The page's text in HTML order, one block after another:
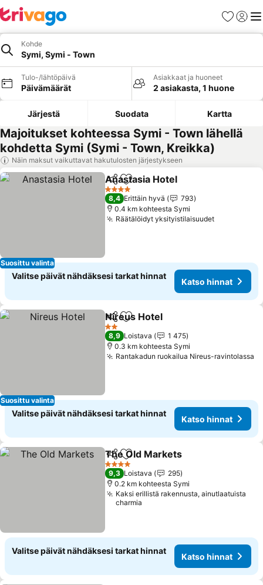
Suosikit
Kohde
Symi, Symi - Town
Tulo-/lähtöpäivä
Päivämäärät
Asiakkaat ja huoneet
2 asiakasta, 1 huone
Järjestä Suodata Kartta
Majoitukset kohteessa Symi - Town lähellä
kohdetta Symi (Symi - Town, Kreikka)
Näin maksut vaikuttavat hakutulosten järjestykseen
Suosittu valinta
Jaa Lisää suosikkeihin
Anastasia Hotel
4 Tähtiluokitus
8,4 Erittäin hyvä
793
0.4 km kohteesta Symi
Räätälöidyt yksityistilaisuudet
Valitse päivät nähdäksesi tarkat hinnat
Katso hinnat
Suosittu valinta
Jaa Lisää suosikkeihin
Nireus Hotel
2 Tähtiluokitus
8,9 Loistava
1 475
0.3 km kohteesta Symi
Rantakadun ruokailua Nireus-ravintolassa
Valitse päivät nähdäksesi tarkat hinnat
Katso hinnat
Jaa Lisää suosikkeihin
The Old Markets
4 Tähtiluokitus
9,3 Loistava
295
0.2 km kohteesta Symi
Kaksi erillistä rakennusta, ainutlaatuista
charmia
Valitse päivät nähdäksesi tarkat hinnat
Katso hinnat